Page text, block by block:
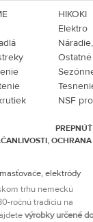
HIKOKI
Elektro
NSF
elektródy
trhu nemeckú
ročnú tradíciu na
výrobky určené do